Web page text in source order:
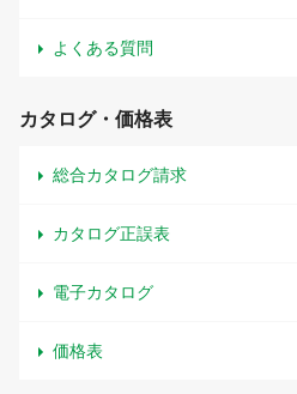
よくある質問
カタログ・価格表
総合カタログ請求
カタログ正誤表
電子カタログ
価格表